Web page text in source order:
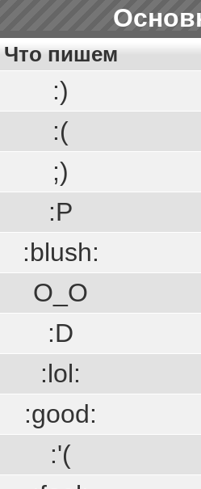
Что пишем
:)
:(
;)
:P
:blush:
O_O
:D
:lol:
:good:
:'(